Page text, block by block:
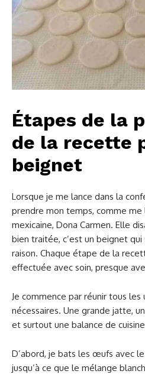
Étapes de la
de la recette
beignet
Lorsque je me lance dans la
prendre mon temps, comme me
mexicaine, Dona Carmen. Elle
bien traitée, c’est un beignet
raison. Chaque étape de la
effectuée avec soin, presque
Je commence par réunir tous
nécessaires. Une grande jatte,
et surtout une balance de
D’abord, je bats les œufs avec
jusqu’à ce que le mélange